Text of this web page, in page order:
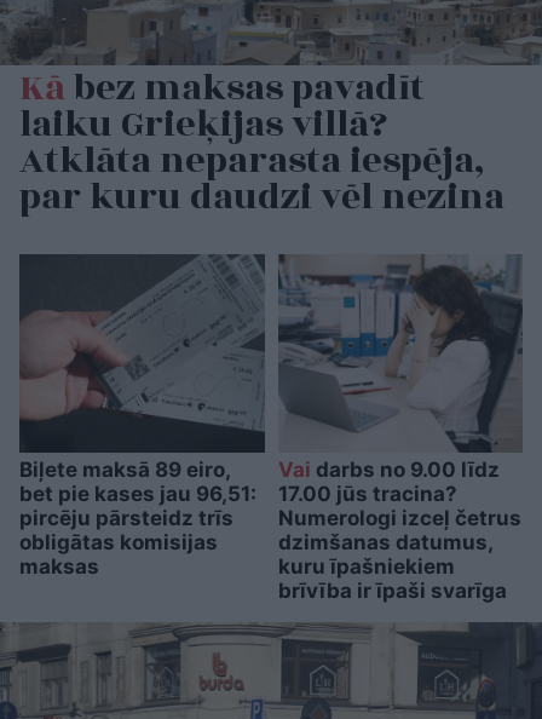
Kābez maksas pavadīt
laiku Grieķijas villā?
Atklāta neparasta iespēja,
par kuru daudzi vēl nezina
Biļete maksā 89 eiro,
bet pie kases jau 96,51:
pircēju pārsteidz trīs
obligātas komisijas
maksas
Vai darbs no 9.00 līdz
17.00 jūs tracina?
Numerologi izceļ četrus
dzimšanas datumus,
kuru īpašniekiem
brīvība ir īpaši svarīga